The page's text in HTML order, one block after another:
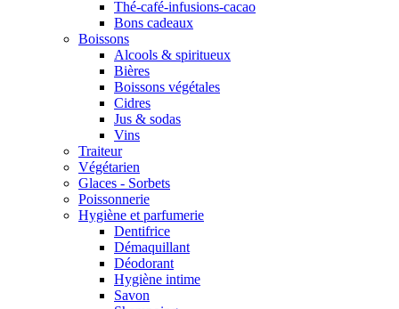
Thé-café-infusions-cacao
Bons cadeaux
Boissons
Alcools & spiritueux
Bières
Boissons végétales
Cidres
Jus & sodas
Vins
Traiteur
Végétarien
Glaces - Sorbets
Poissonnerie
Hygiène et parfumerie
Dentifrice
Démaquillant
Déodorant
Hygiène intime
Savon